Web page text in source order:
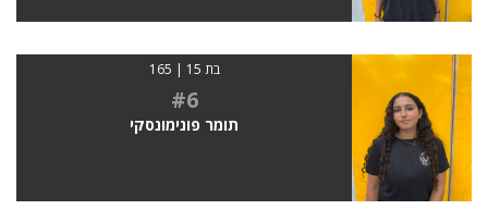
בת 15 | 165
#6
תומר פונימונסקי